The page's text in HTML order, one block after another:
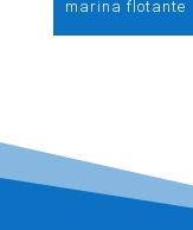
marina flotante